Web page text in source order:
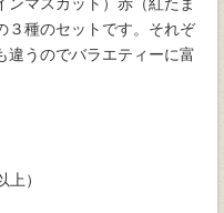
３種のセットです。それぞ
違うのでバラエティーに富
）